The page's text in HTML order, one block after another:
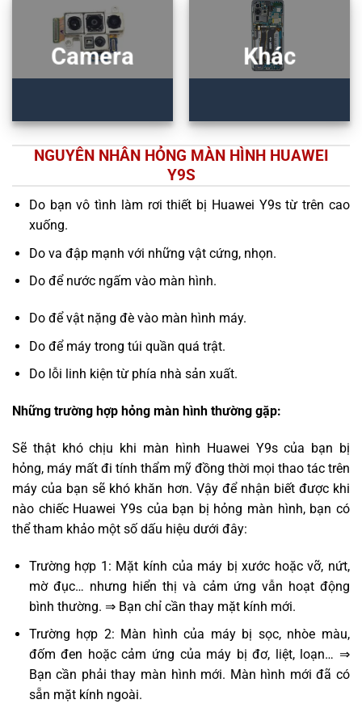
Camera Khác
NGUYÊN NHÂN HỎNG MÀN HÌNH HUAWEI
Y9S
Do bạn vô tình làm rơi thiết bị Huawei Y9s từ trên cao
xuống.
Do va đập mạnh với những vật cứng, nhọn.
Do để nước ngấm vào màn hình.
Do để vật nặng đè vào màn hình máy.
Do để máy trong túi quần quá trật.
Do lỗi linh kiện từ phía nhà sản xuất.
Những trường hợp hỏng màn hình thường gặp:
Sẽ thật khó chịu khi màn hình Huawei Y9s của bạn bị
hỏng, máy mất đi tính thẩm mỹ đồng thời mọi thao tác trên
máy của bạn sẽ khó khăn hơn. Vậy để nhận biết được khi
nào chiếc Huawei Y9s của bạn bị hỏng màn hình, bạn có
thể tham khảo một số dấu hiệu dưới đây:
Trường hợp 1: Mặt kính của máy bị xước hoặc vỡ, nứt,
mờ đục… nhưng hiển thị và cảm ứng vẫn hoạt động
bình thường. ⇒ Bạn chỉ cần thay mặt kính mới.
Trường hợp 2: Màn hình của máy bị sọc, nhòe màu,
đốm đen hoặc cảm ứng của máy bị đơ, liệt, loạn… ⇒
Bạn cần phải thay màn hình mới. Màn hình mới đã có
sẵn mặt kính ngoài.